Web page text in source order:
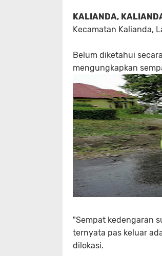
KALIANDA,
Kecamatan Kalianda,
Belum diketahui
mengungkapkan
"Sempat kedengaran
ternyata pas keluar
dilokasi.